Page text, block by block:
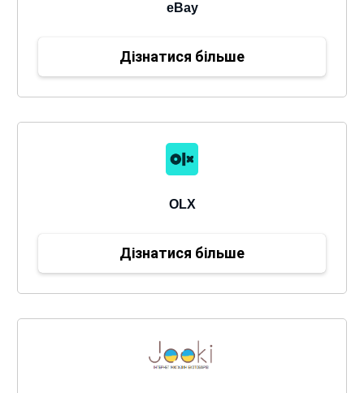
eBay
Дізнатися більше
OLX
Дізнатися більше